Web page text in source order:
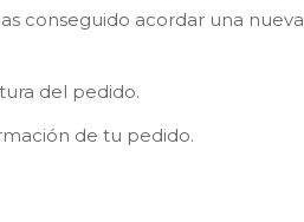
conseguido acordar una
del pedido.
de tu pedido.